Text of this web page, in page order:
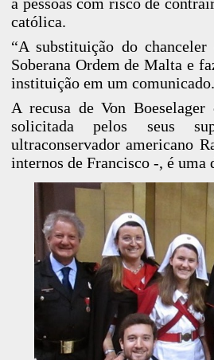
católica.
“A substituição do
Soberana Ordem de Malta e
instituição em um comunicado.
A recusa de Von Boeselager
solicitada pelos seus
ultraconservador americano
internos de Francisco -, é uma